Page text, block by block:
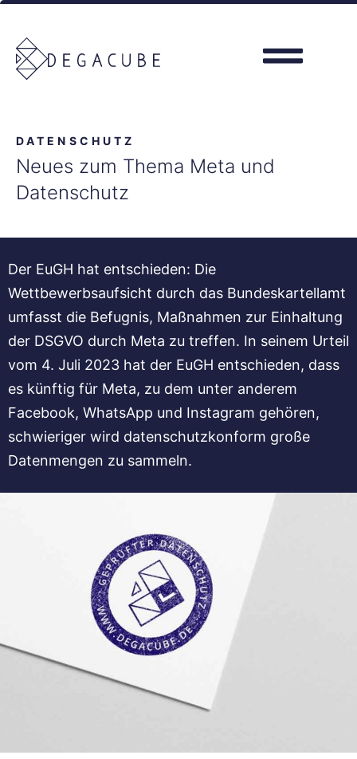
DATENSCHUTZ
Neues zum Thema Meta und
Datenschutz
Der EuGH hat entschieden: Die
Wettbewerbsaufsicht durch das Bundeskartellamt
umfasst die Befugnis, Maßnahmen zur Einhaltung
der DSGVO durch Meta zu treffen. In seinem Urteil
vom 4. Juli 2023 hat der EuGH entschieden, dass
es künftig für Meta, zu dem unter anderem
Facebook, WhatsApp und Instagram gehören,
schwieriger wird datenschutzkonform große
Datenmengen zu sammeln.